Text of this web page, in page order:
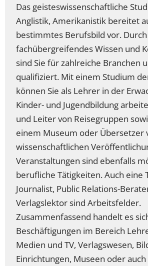
Das geisteswissenschaftliche
Anglistik, Amerikanistik bereitet
bestimmtes Berufsbild vor. Durch
fachübergreifendes Wissen und
sind Sie für zahlreiche Branchen
qualifiziert. Mit einem Studium
können Sie als Lehrer in der
Kinder- und Jugendbildung
und Leiter von Reisegruppen
einem Museum oder Übersetzer
wissenschaftlichen
Veranstaltungen sind ebenfalls
berufliche Tätigkeiten. Auch eine
Journalist, Public Relations-
Verlagslektor sind Arbeitsfelder.
Zusammenfassend handelt es
Beschäftigungen im Bereich
Medien und TV, Verlagswesen,
Einrichtungen, Museen oder